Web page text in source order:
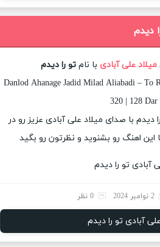
دیدم
میلاد علی آبادی با نامتو را دیدم
Danlod Ahanage Jadid Milad Aliabadi – To
320 | 128
دیدم با صدای میلاد علی آبادی عزیز رو در
اهنگ رو بشنوید و نظرتون رو بگید
2 نوامبر 2024 0 نظر
آبادی تو را دیدم